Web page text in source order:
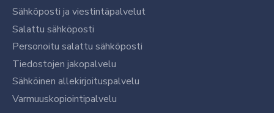
Sähköposti ja viestintäpalvelut
Salattu sähköposti
Personoitu salattu sähköposti
Tiedostojen jakopalvelu
Sähköinen allekirjoituspalvelu
Varmuuskopiointipalvelu